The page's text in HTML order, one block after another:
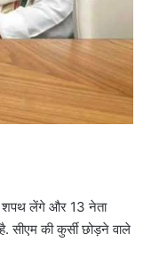
शपथ लेंगे और 13 नेता
सीएम की कुर्सी छोड़ने वाले